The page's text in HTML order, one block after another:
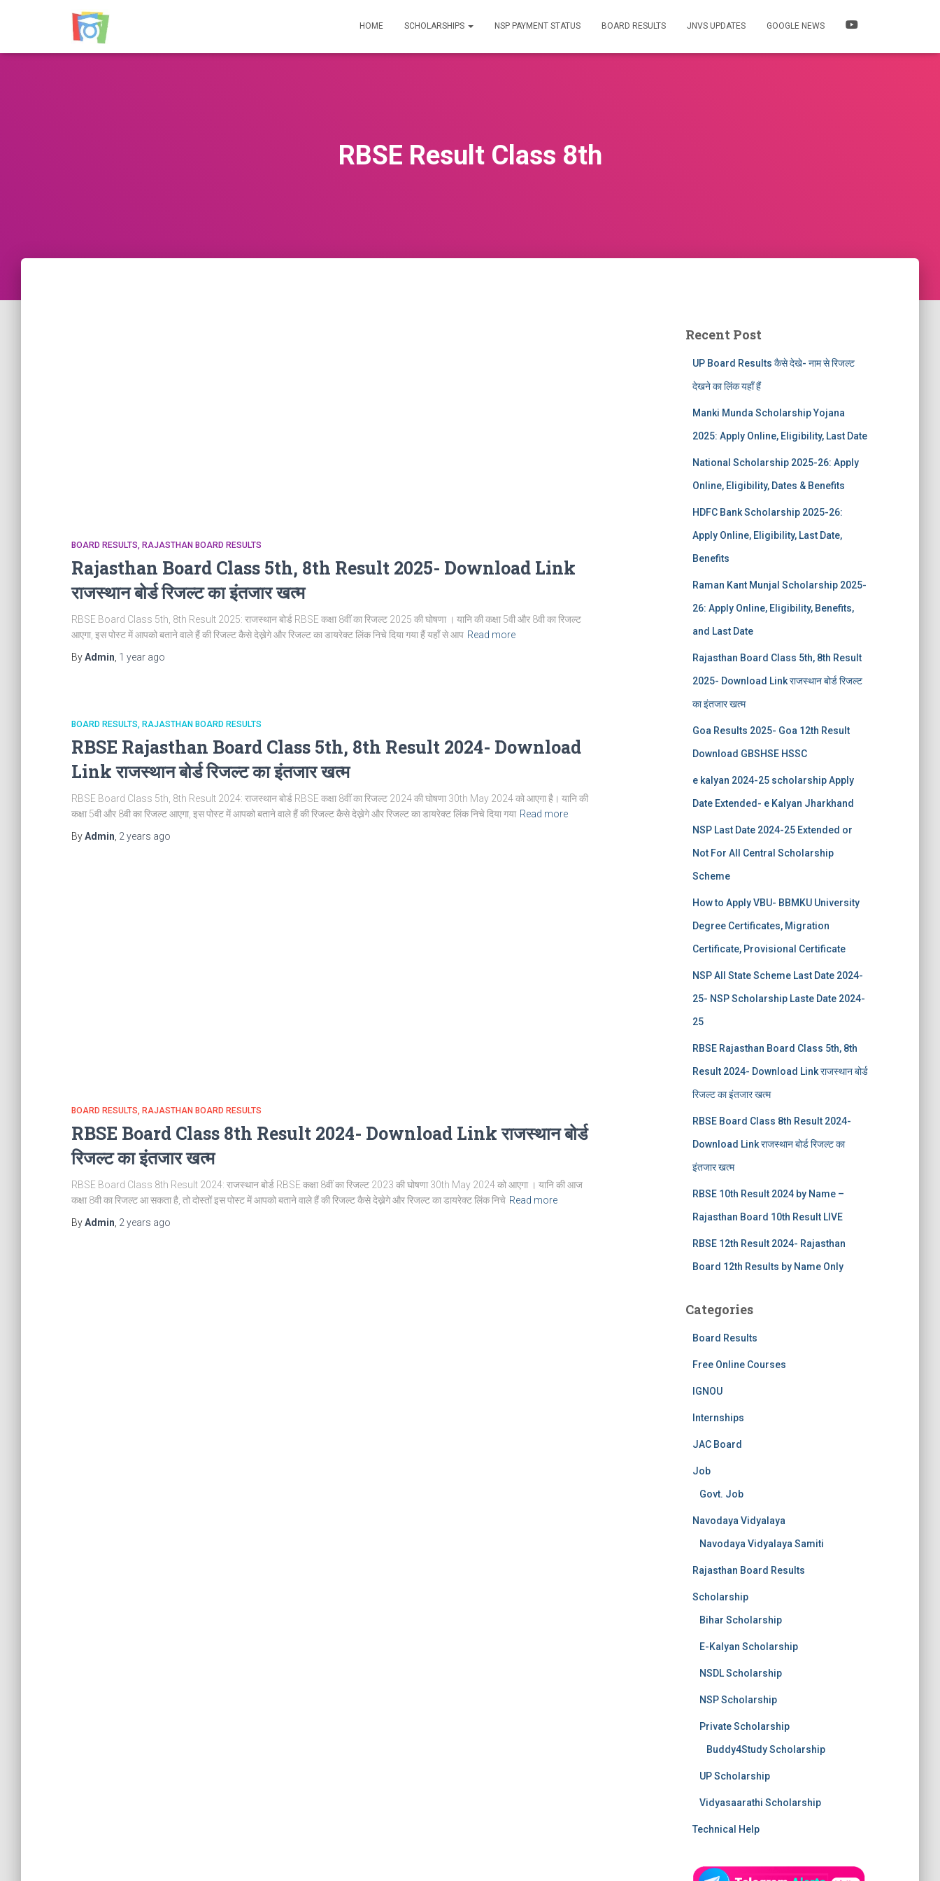
HOME SCHOLARSHIPS NSP PAYMENT STATUS BOARD RESULTS JNVS UPDATES GOOGLE NEWS
RBSE Result Class 8th
BOARD RESULTS RAJASTHAN BOARD RESULTS
Rajasthan Board Class 5th, 8th Result 2025- Download Link
राजस्थान बोर्ड रिजल्‍ट का इंतजार खत्‍म
RBSE Board Class 5th, 8th Result 2025: राजस्‍थान बोर्ड RBSE कक्षा 8वीं का रिजल्ट 2025 की घोषणा । यानि की कक्षा 5वी और 8वी का रिजल्ट
आएगा, इस पोस्ट में आपको बताने वाले हैं की रिजल्ट कैसे देख्नेगे और रिजल्ट का डायरेक्ट लिंक निचे दिया गया हैं यहाँ से आप Read more
ByAdmin 1 year ago
BOARD RESULTS RAJASTHAN BOARD RESULTS
RBSE Rajasthan Board Class 5th, 8th Result 2024- Download
Link राजस्थान बोर्ड रिजल्‍ट का इंतजार खत्‍म
RBSE Board Class 5th, 8th Result 2024: राजस्‍थान बोर्ड RBSE कक्षा 8वीं का रिजल्ट 2024 की घोषणा 30th May 2024 को आएगा है। यानि की
कक्षा 5वी और 8वी का रिजल्ट आएगा, इस पोस्ट में आपको बताने वाले हैं की रिजल्ट कैसे देख्नेगे और रिजल्ट का डायरेक्ट लिंक निचे दिया गया Read more
ByAdmin 2 years ago
BOARD RESULTS RAJASTHAN BOARD RESULTS
RBSE Board Class 8th Result 2024- Download Link राजस्थान बोर्ड
रिजल्‍ट का इंतजार खत्‍म
RBSE Board Class 8th Result 2024: राजस्‍थान बोर्ड RBSE कक्षा 8वीं का रिजल्ट 2023 की घोषणा 30th May 2024 को आएगा । यानि की आज
कक्षा 8वी का रिजल्ट आ सकता है, तो दोस्तों इस पोस्ट में आपको बताने वाले हैं की रिजल्ट कैसे देख्नेगे और रिजल्ट का डायरेक्ट लिंक निचे Read more
ByAdmin 2 years ago
Recent Post
UP Board Results कैसे देखे- नाम से रिजल्ट
देखने का लिंक यहाँ हैं
Manki Munda Scholarship Yojana
2025: Apply Online, Eligibility, Last Date
National Scholarship 2025-26: Apply
Online, Eligibility, Dates & Benefits
HDFC Bank Scholarship 2025-26:
Apply Online, Eligibility, Last Date,
Benefits
Raman Kant Munjal Scholarship 2025-
26: Apply Online, Eligibility, Benefits,
and Last Date
Rajasthan Board Class 5th, 8th Result
2025- Download Link राजस्थान बोर्ड रिजल्‍ट
का इंतजार खत्‍म
Goa Results 2025- Goa 12th Result
Download GBSHSE HSSC
e kalyan 2024-25 scholarship Apply
Date Extended- e Kalyan Jharkhand
NSP Last Date 2024-25 Extended or
Not For All Central Scholarship
Scheme
How to Apply VBU- BBMKU University
Degree Certificates, Migration
Certificate, Provisional Certificate
NSP All State Scheme Last Date 2024-
25- NSP Scholarship Laste Date 2024-
25
RBSE Rajasthan Board Class 5th, 8th
Result 2024- Download Link राजस्थान बोर्ड
रिजल्‍ट का इंतजार खत्‍म
RBSE Board Class 8th Result 2024-
Download Link राजस्थान बोर्ड रिजल्‍ट का
इंतजार खत्‍म
RBSE 10th Result 2024 by Name –
Rajasthan Board 10th Result LIVE
RBSE 12th Result 2024- Rajasthan
Board 12th Results by Name Only
Categories
Board Results
Free Online Courses
IGNOU
Internships
JAC Board
Job
Govt. Job
Navodaya Vidyalaya
Navodaya Vidyalaya Samiti
Rajasthan Board Results
Scholarship
Bihar Scholarship
E-Kalyan Scholarship
NSDL Scholarship
NSP Scholarship
Private Scholarship
Buddy4Study Scholarship
UP Scholarship
Vidyasaarathi Scholarship
Technical Help